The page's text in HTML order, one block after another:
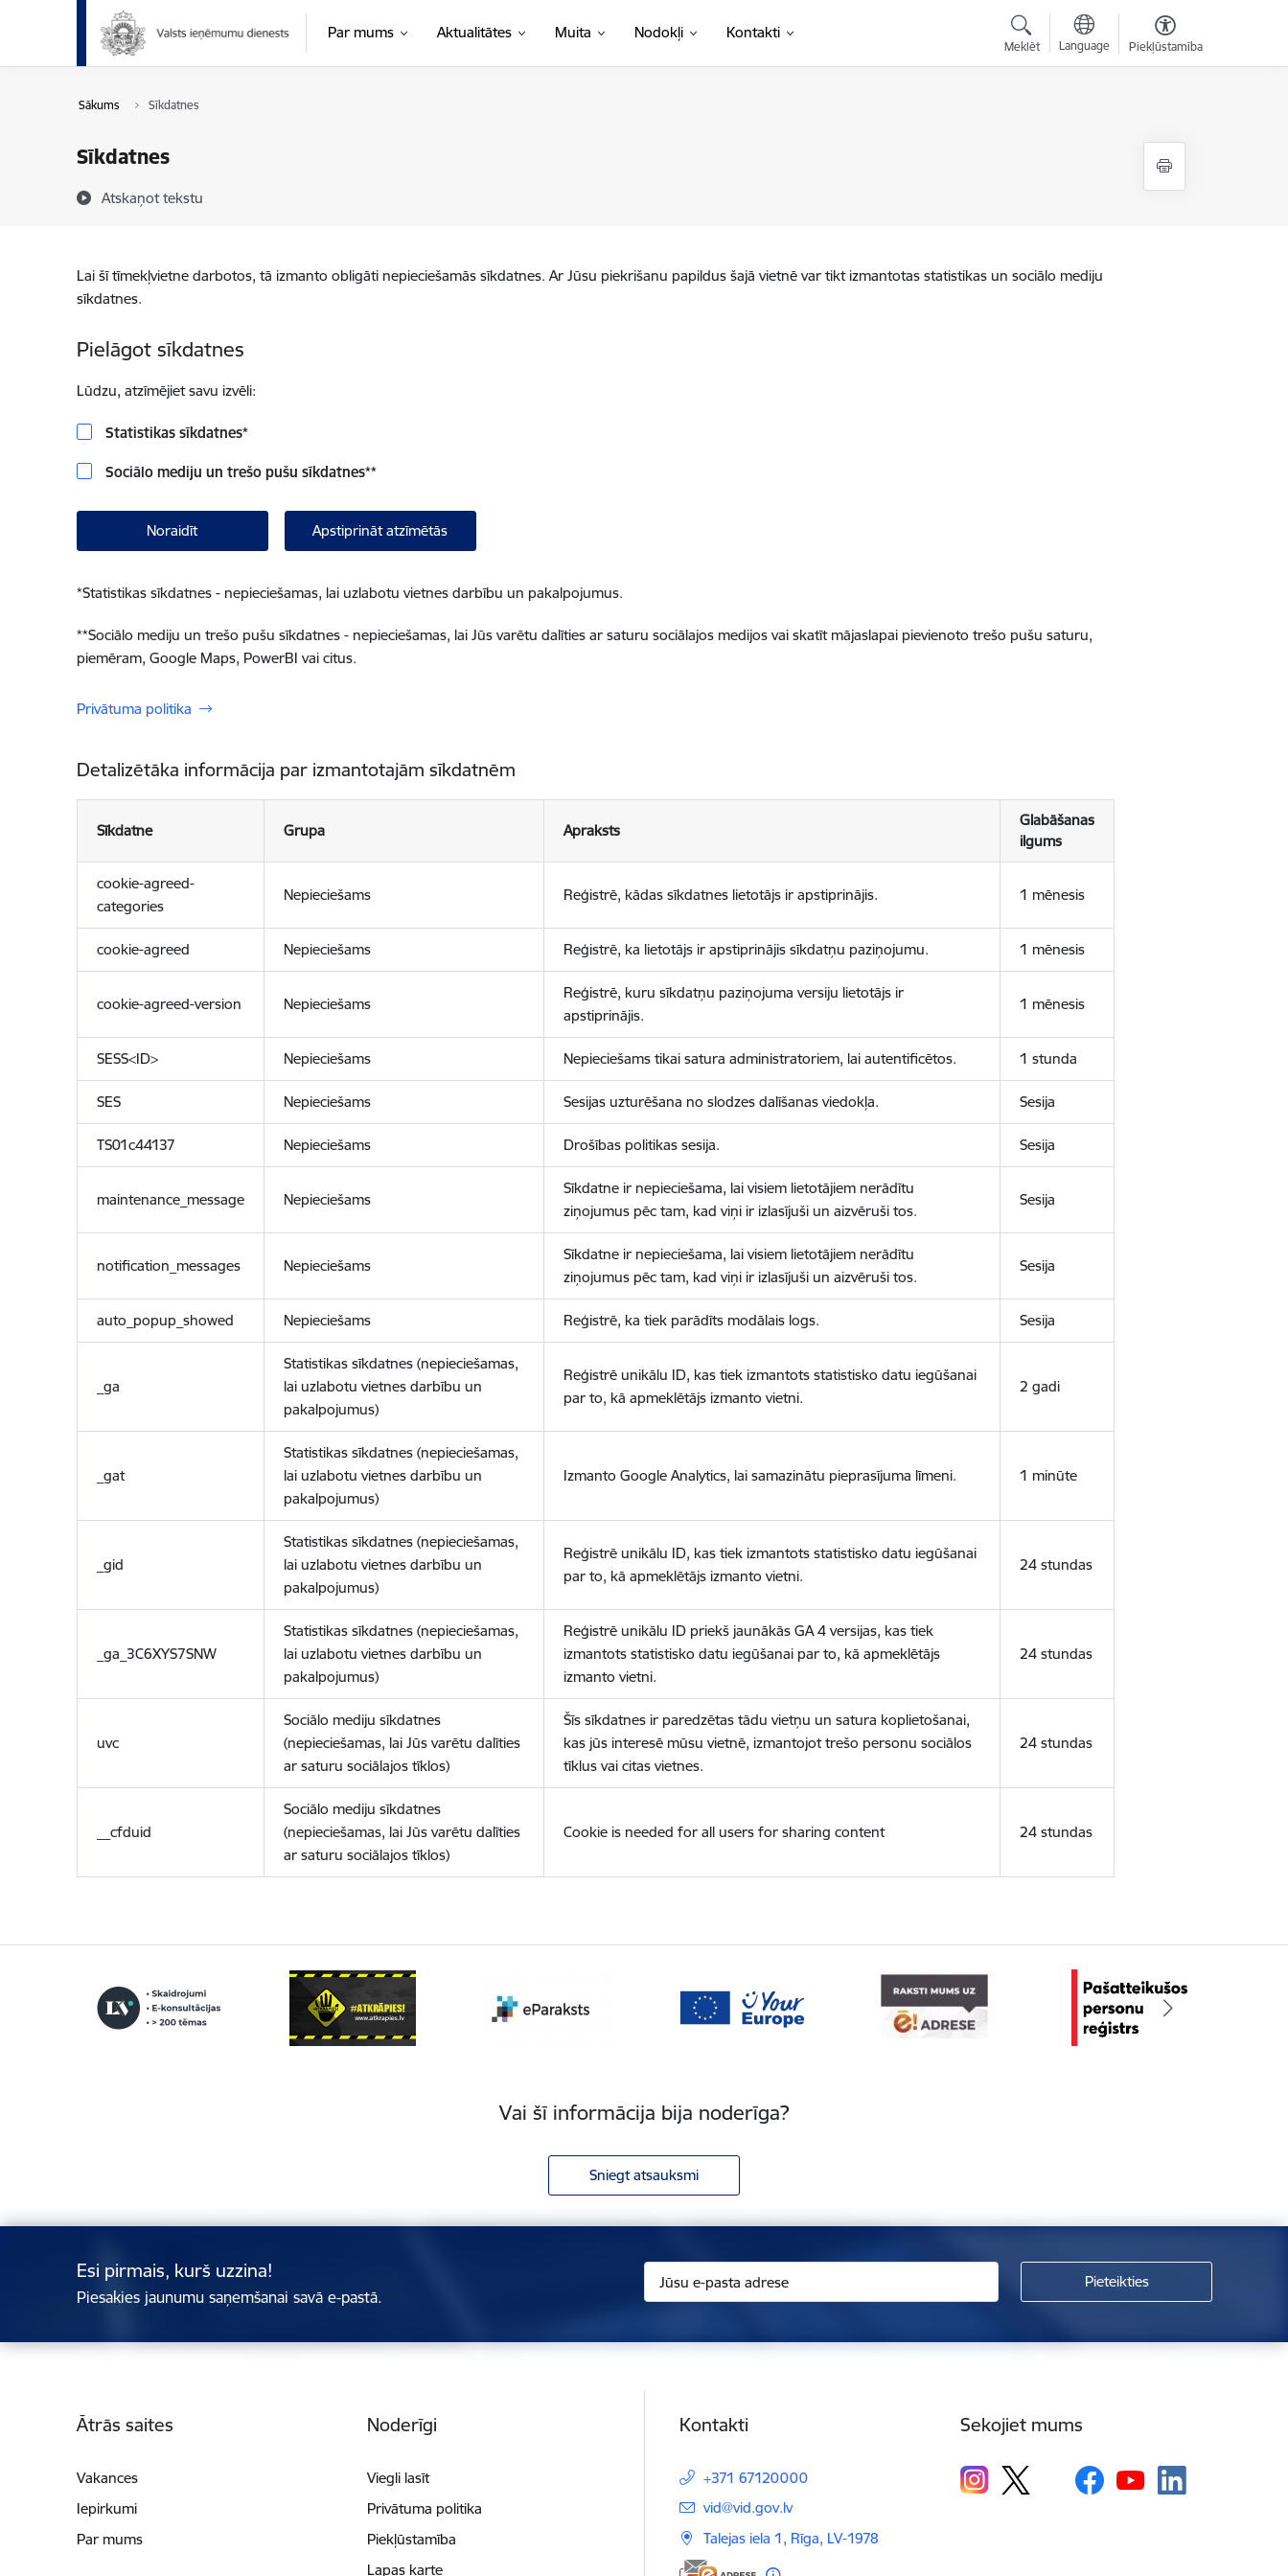
Pāriet uz lapas saturu
Par mums Aktualitātes Muita Nodokļi Kontakti
Meklēt Language Piekļūstamība
Sākums Sīkdatnes
Sīkdatnes
Atskaņot tekstu
Lai šī tīmekļvietne darbotos, tā izmanto obligāti nepieciešamās sīkdatnes. Ar Jūsu piekrišanu papildus šajā vietnē var tikt izmantotas statistikas un sociālo mediju
sīkdatnes.
Pielāgot sīkdatnes
Lūdzu, atzīmējiet savu izvēli:
Statistikas sīkdatnes*
Sociālo mediju un trešo pušu sīkdatnes**
Noraidīt Apstiprināt atzīmētās
*Statistikas sīkdatnes - nepieciešamas, lai uzlabotu vietnes darbību un pakalpojumus.
**Sociālo mediju un trešo pušu sīkdatnes - nepieciešamas, lai Jūs varētu dalīties ar saturu sociālajos medijos vai skatīt mājaslapai pievienoto trešo pušu saturu,
piemēram, Google Maps, PowerBI vai citus.
Privātuma politika
Detalizētāka informācija par izmantotajām sīkdatnēm
Sīkdatne Grupa Apraksts
Glabāšanas
ilgums
cookie-agreed-
categories
Nepieciešams Reģistrē, kādas sīkdatnes lietotājs ir apstiprinājis. 1 mēnesis
cookie-agreed Nepieciešams Reģistrē, ka lietotājs ir apstiprinājis sīkdatņu paziņojumu. 1 mēnesis
cookie-agreed-version Nepieciešams
Reģistrē, kuru sīkdatņu paziņojuma versiju lietotājs ir
apstiprinājis.
1 mēnesis
SESS<ID> Nepieciešams Nepieciešams tikai satura administratoriem, lai autentificētos. 1 stunda
SES Nepieciešams Sesijas uzturēšana no slodzes dalīšanas viedokļa. Sesija
TS01c44137 Nepieciešams Drošības politikas sesija. Sesija
maintenance_message Nepieciešams
Sīkdatne ir nepieciešama, lai visiem lietotājiem nerādītu
ziņojumus pēc tam, kad viņi ir izlasījuši un aizvēruši tos.
Sesija
notification_messages Nepieciešams
Sīkdatne ir nepieciešama, lai visiem lietotājiem nerādītu
ziņojumus pēc tam, kad viņi ir izlasījuši un aizvēruši tos.
Sesija
auto_popup_showed Nepieciešams Reģistrē, ka tiek parādīts modālais logs. Sesija
_ga
Statistikas sīkdatnes (nepieciešamas,
lai uzlabotu vietnes darbību un
pakalpojumus)
Reģistrē unikālu ID, kas tiek izmantots statistisko datu iegūšanai
par to, kā apmeklētājs izmanto vietni.
2 gadi
_gat
Statistikas sīkdatnes (nepieciešamas,
lai uzlabotu vietnes darbību un
pakalpojumus)
Izmanto Google Analytics, lai samazinātu pieprasījuma līmeni. 1 minūte
_gid
Statistikas sīkdatnes (nepieciešamas,
lai uzlabotu vietnes darbību un
pakalpojumus)
Reģistrē unikālu ID, kas tiek izmantots statistisko datu iegūšanai
par to, kā apmeklētājs izmanto vietni.
24 stundas
_ga_3C6XYS7SNW
Statistikas sīkdatnes (nepieciešamas,
lai uzlabotu vietnes darbību un
pakalpojumus)
Reģistrē unikālu ID priekš jaunākās GA 4 versijas, kas tiek
izmantots statistisko datu iegūšanai par to, kā apmeklētājs
izmanto vietni.
24 stundas
uvc
Sociālo mediju sīkdatnes
(nepieciešamas, lai Jūs varētu dalīties
ar saturu sociālajos tīklos)
Šīs sīkdatnes ir paredzētas tādu vietņu un satura koplietošanai,
kas jūs interesē mūsu vietnē, izmantojot trešo personu sociālos
tīklus vai citas vietnes.
24 stundas
__cfduid
Sociālo mediju sīkdatnes
(nepieciešamas, lai Jūs varētu dalīties
ar saturu sociālajos tīklos)
Cookie is needed for all users for sharing content 24 stundas
Vai šī informācija bija noderīga?
Sniegt atsauksmi
Esi pirmais, kurš uzzina!
Piesakies jaunumu saņemšanai savā e-pastā.
Ātrās saites
Vakances
Iepirkumi
Par mums
Noderīgi
Viegli lasīt
Privātuma politika
Piekļūstamība
Lapas karte
Kontakti
+371 67120000
E-pasts:
vid@vid.gov.lv
Talejas iela 1, Rīga, LV-1978
Sekojiet mums